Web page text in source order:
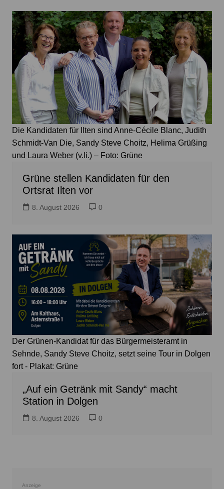
Die Kandidaten für Ilten sind Anne-Cécile Blanc, Judith
Schmidt-Van Die, Sandy Steve Choitz, Helima Grüßing
und Laura Weber (v.li.) – Foto: Grüne
Grüne stellen Kandidaten für den
Ortsrat Ilten vor
8. August 2026 0
Der Grünen-Kandidat für das Bürgermeisteramt in
Sehnde, Sandy Steve Choitz, setzt seine Tour in Dolgen
fort - Plakat: Grüne
„Auf ein Getränk mit Sandy“ macht
Station in Dolgen
8. August 2026 0
Anzeige